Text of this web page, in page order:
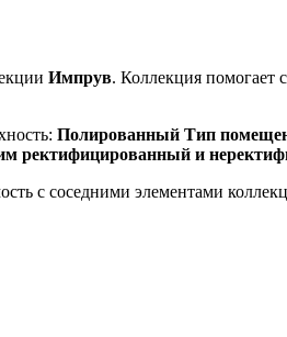
Импрув. Коллекция помогает
Полированный Тип
ректифицированный и
с соседними элементами